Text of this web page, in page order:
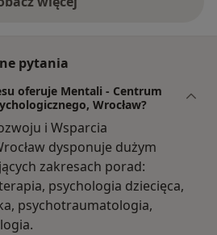
pytania
oferuje Mentali - Centrum
Wrocław?
i Wsparcia
dysponuje dużym
zakresach porad:
psychologia dziecięca,
psychotraumatologia,